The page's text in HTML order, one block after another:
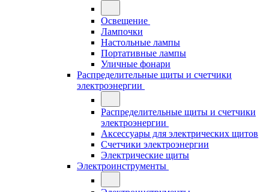
Освещение
Лампочки
Настольные лампы
Портативные лампы
Уличные фонари
Распределительные щиты и счетчики
электроэнергии
Распределительные щиты и счетчики
электроэнергии
Аксессуары для электрических щитов
Счетчики электроэнергии
Электрические щиты
Электроинструменты